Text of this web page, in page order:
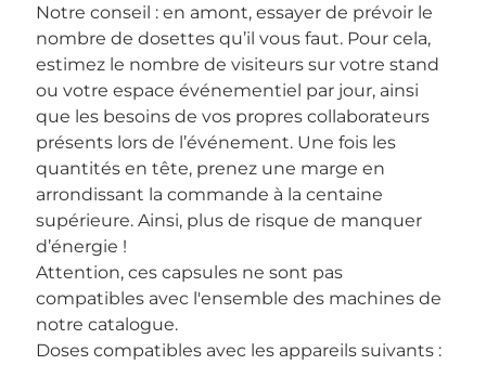
Notre conseil : en amont, essayer de prévoir le
nombre de dosettes qu’il vous faut. Pour cela,
estimez le nombre de visiteurs sur votre stand
ou votre espace événementiel par jour, ainsi
que les besoins de vos propres collaborateurs
présents lors de l’événement. Une fois les
quantités en tête, prenez une marge en
arrondissant la commande à la centaine
supérieure. Ainsi, plus de risque de manquer
d’énergie !
Attention, ces capsules ne sont pas
compatibles avec l'ensemble des machines de
notre catalogue.
Doses compatibles avec les appareils suivants :